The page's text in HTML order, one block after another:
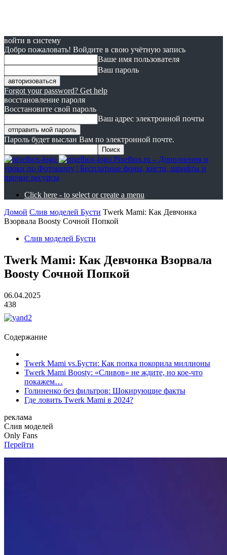
войти в систему
Добро пожаловать! Войдите в свою учётную запись
Ваше имя пользователя
Ваш пароль
Forgot your password? Get help
восстановление пароля
Восстановите свой пароль
Ваш адрес электронной почты
Пароль будет выслан Вам по электронной почте.
Pixelbox.ru – Дополнения и
уроки по Фотошопу | Бесплатные фоны, кисти, шрифты и
прочие ресурсы
Click here - to select or create a menu
Домой Слив моделей Бусти Twerk Mami: Как Девчонка
Взорвала Boosty Сочной Попкой
Слив моделей Бусти
Twerk Mami: Как Девчонка Взорвала
Boosty Сочной Попкой
06.04.2025
438
Содержание
Twerk Mami vs.Бусти: Как попка покорила миллионы
Twerk Mami Boosty: «Сливов» не ждите, но кое-что
покажем…
Голиненко без фильтров: Шокирующие факты
Где ловить Twerk Mami в 2024?
реклама
Слив моделей
Only Fans
Перейти